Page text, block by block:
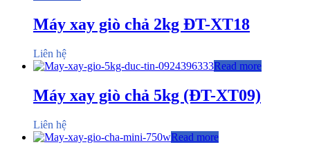
Máy xay giò chả 2kg ĐT-XT18
Liên hệ
Read more
Máy xay giò chả 5kg (ĐT-XT09)
Liên hệ
Read more